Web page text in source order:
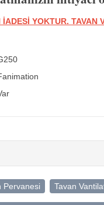
YOKTUR.
Pervanesi Tavan